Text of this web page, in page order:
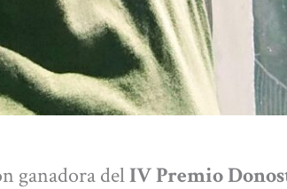
ganadora delIV Premio